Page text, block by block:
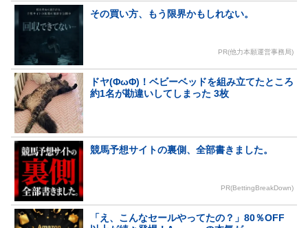
その買い方、もう限界かもしれない。
PR(他力本願運営事務局)
ドヤ(ΦωΦ)！ベビーベッドを組み立てたところ
約1名が勘違いしてしまった 3枚
競馬予想サイトの裏側、全部書きました。
PR(BettingBreakDown)
「え、こんなセールやってたの？」80％OFF